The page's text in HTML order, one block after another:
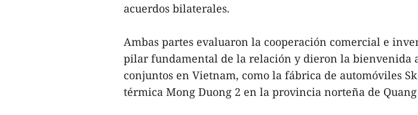
acuerdos bilaterales.
Ambas partes evaluaron la cooperación comercial e
pilar fundamental de la relación y dieron la bienvenida
conjuntos en Vietnam, como la fábrica de automóviles
térmica Mong Duong 2 en la provincia norteña de